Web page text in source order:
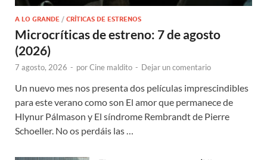
A LO GRANDE / CRÍTICAS DE ESTRENOS
Microcríticas de estreno: 7 de agosto
(2026)
7 agosto, 2026 - porCine maldito - Dejar un comentario
Un nuevo mes nos presenta dos películas imprescindibles
para este verano como son El amor que permanece de
Hlynur Pálmason y El síndrome Rembrandt de Pierre
Schoeller. No os perdáis las …